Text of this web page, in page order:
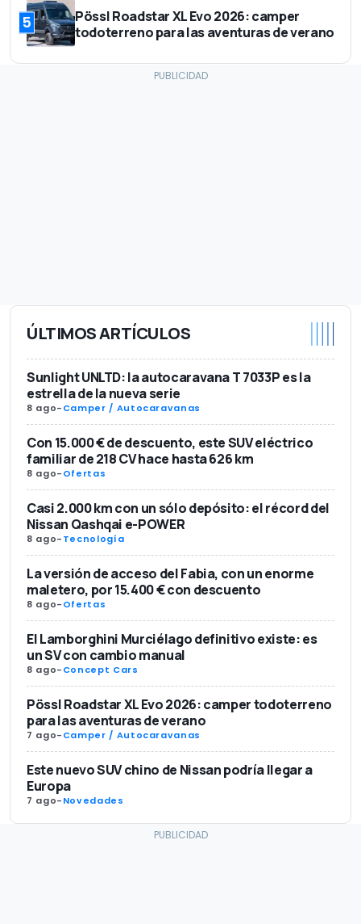
5
Pössl Roadstar XL Evo 2026: camper
todoterreno para las aventuras de verano
ÚLTIMOS ARTÍCULOS
Sunlight UNLTD: la autocaravana T 7033P es la
estrella de la nueva serie
8 ago-Camper / Autocaravanas
Con 15.000 € de descuento, este SUV eléctrico
familiar de 218 CV hace hasta 626 km
8 ago-Ofertas
Casi 2.000 km con un sólo depósito: el récord del
Nissan Qashqai e-POWER
8 ago-Tecnología
La versión de acceso del Fabia, con un enorme
maletero, por 15.400 € con descuento
8 ago-Ofertas
El Lamborghini Murciélago definitivo existe: es
un SV con cambio manual
8 ago-Concept Cars
Pössl Roadstar XL Evo 2026: camper todoterreno
para las aventuras de verano
7 ago-Camper / Autocaravanas
Este nuevo SUV chino de Nissan podría llegar a
Europa
7 ago-Novedades